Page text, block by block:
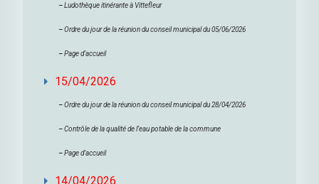
–Ludothèque itinérante à Vittefleur
–Ordre du jour de la réunion du conseil municipal du 05/06/2026
–Page d’accueil
15/04/2026
–Ordre du jour de la réunion du conseil municipal du 28/04/2026
–Contrôle de la qualité de l’eau potable de la commune
–Page d’accueil
14/04/2026